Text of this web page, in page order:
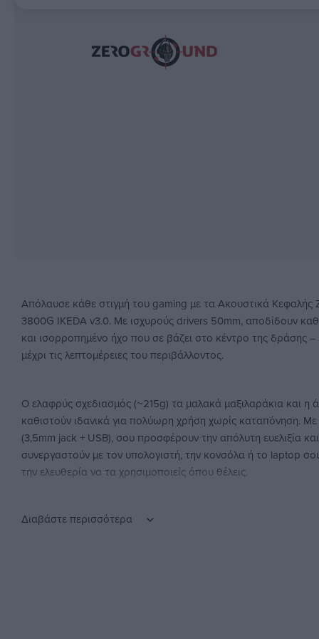
Απόλαυσε κάθε στιγμή του gaming με τα Ακουστικά
3800G IKEDA v3.0. Με ισχυρούς drivers 50mm, αποδίδουν
και ισορροπημένο ήχο που σε βάζει στο κέντρο της δράσης –
μέχρι τις λεπτομέρειες του περιβάλλοντος.
Ο ελαφρύς σχεδιασμός (~215g) τα μαλακά μαξιλαράκια και η
καθιστούν ιδανικά για πολύωρη χρήση χωρίς καταπόνηση.
(3,5mm jack + USB), σου προσφέρουν την απόλυτη ευελιξία και
συνεργαστούν με τον υπολογιστή, την κονσόλα ή το laptop
την ελευθερία να τα χρησιμοποιείς όπου θέλεις.
Με ευαισθησία 112dB και απόκριση συχνότητας 20Hz–20kHz,
Διαβάστε περισσότερα